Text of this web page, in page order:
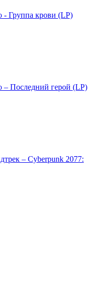
- Группа крови (LP)
– Последний герой (LP)
– Cyberpunk 2077: